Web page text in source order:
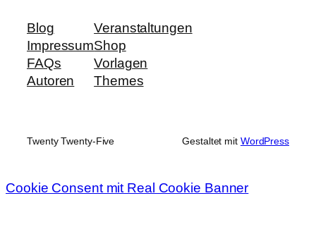
Blog
Impressum
FAQs
Autoren
Veranstaltungen
Shop
Vorlagen
Themes
Twenty Twenty-Five Gestaltet mit WordPress
Cookie Consent mit Real Cookie Banner